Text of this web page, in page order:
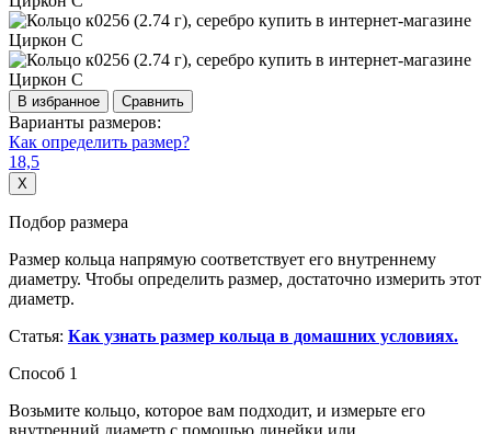
В избранное Сравнить
Варианты размеров:
Как определить размер?
18,5
X
Подбор размера
Размер кольца напрямую соответствует его внутреннему
диаметру. Чтобы определить размер, достаточно измерить этот
диаметр.
Статья: Как узнать размер кольца в домашних условиях.
Способ 1
Возьмите кольцо, которое вам подходит, и измерьте его
внутренний диаметр с помощью линейки или